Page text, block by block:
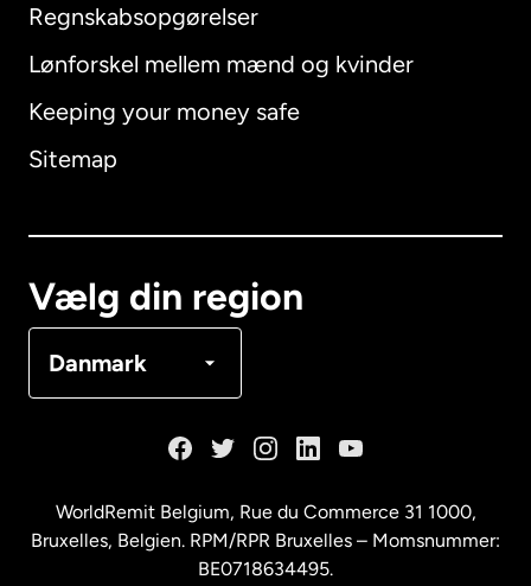
Regnskabsopgørelser
Lønforskel mellem mænd og kvinder
Keeping your money safe
Sitemap
Vælg din region
Danmark
Australien
Malaysia
WorldRemit Belgium, Rue du Commerce 31 1000,
Bruxelles, Belgien. RPM/RPR Bruxelles – Momsnummer:
BE0718634495.